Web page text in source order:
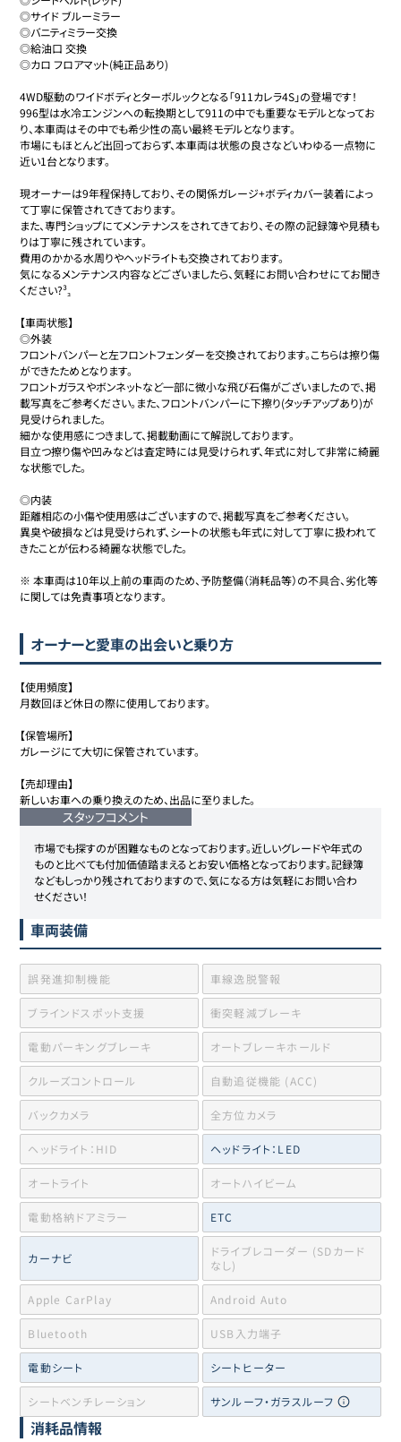
◎サイド ブルーミラー
◎バニティミラー交換
◎給油口 交換
◎カロ フロアマット(純正品あり)
4WD駆動のワイドボディとターボルックとなる｢911カレラ4S｣の登場です！
996型は水冷エンジンへの転換期として911の中でも重要なモデルとなってお
り、本車両はその中でも希少性の高い最終モデルとなります。
市場にもほとんど出回っておらず、本車両は状態の良さなどいわゆる一点物に
近い1台となります。
現オーナーは9年程保持しており、その関係ガレージ+ボディカバー装着によっ
て丁寧に保管されてきております。
また、専門ショップにてメンテナンスをされてきており、その際の記録簿や見積も
りは丁寧に残されています。
費用のかかる水周りやヘッドライトも交換されております。
気になるメンテナンス内容などございましたら、気軽にお問い合わせにてお聞き
ください?³₃
【車両状態】
◎外装
フロントバンパーと左フロントフェンダーを交換されております。こちらは擦り傷
ができたためとなります。
フロントガラスやボンネットなど一部に微小な飛び石傷がございましたので、掲
載写真をご参考ください。また、フロントバンパーに下擦り(タッチアップあり)が
見受けられました。
細かな使用感につきまして、掲載動画にて解説しております。
目立つ擦り傷や凹みなどは査定時には見受けられず、年式に対して非常に綺麗
な状態でした。
◎内装
距離相応の小傷や使用感はございますので、掲載写真をご参考ください。
異臭や破損などは見受けられず、シートの状態も年式に対して丁寧に扱われて
きたことが伝わる綺麗な状態でした。
※ 本車両は10年以上前の車両のため、予防整備（消耗品等）の不具合、劣化等
に関しては免責事項となります。
オーナーと愛車の出会いと乗り方
【使用頻度】
月数回ほど休日の際に使用しております。
【保管場所】
ガレージにて大切に保管されています。
【売却理由】
新しいお車への乗り換えのため、出品に至りました。
スタッフコメント
市場でも探すのが困難なものとなっております。近しいグレードや年式の
ものと比べても付加価値踏まえるとお安い価格となっております。記録簿
などもしっかり残されておりますので、気になる方は気軽にお問い合わ
せください！
車両装備
誤発進抑制機能 車線逸脱警報
ブラインドスポット支援 衝突軽減ブレーキ
電動パーキングブレーキ オートブレーキホールド
クルーズコントロール 自動追従機能 (ACC)
バックカメラ 全方位カメラ
ヘッドライト：HID ヘッドライト：LED
オートライト オートハイビーム
電動格納ドアミラー ETC
カーナビ
ドライブレコーダー (SDカード
なし)
Apple CarPlay Android Auto
Bluetooth USB入力端子
電動シート シートヒーター
シートベンチレーション サンルーフ・ガラスルーフ
消耗品情報